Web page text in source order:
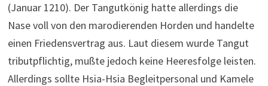
(Januar 1210). Der Tangutkönig hatte allerdings die
Nase voll von den marodierenden Horden und handelte
einen Friedensvertrag aus. Laut diesem wurde Tangut
tributpflichtig, mußte jedoch keine Heeresfolge leisten.
Allerdings sollte Hsia-Hsia Begleitpersonal und Kamele